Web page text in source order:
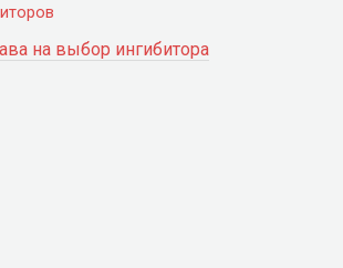
на выбор ингибитора